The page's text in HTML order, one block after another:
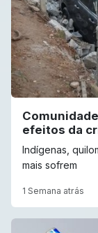
efeitos da
Indígenas,
mais sofrem
1 Semana atrás